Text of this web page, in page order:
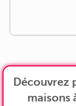
Découvrez
maisons